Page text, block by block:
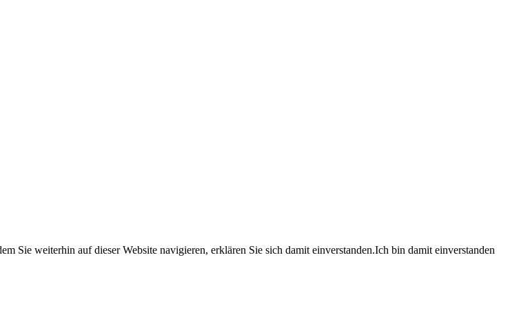
Sie weiterhin auf dieser Website navigieren, erklären Sie sich damit einverstanden.Ich bin damit einverstanden